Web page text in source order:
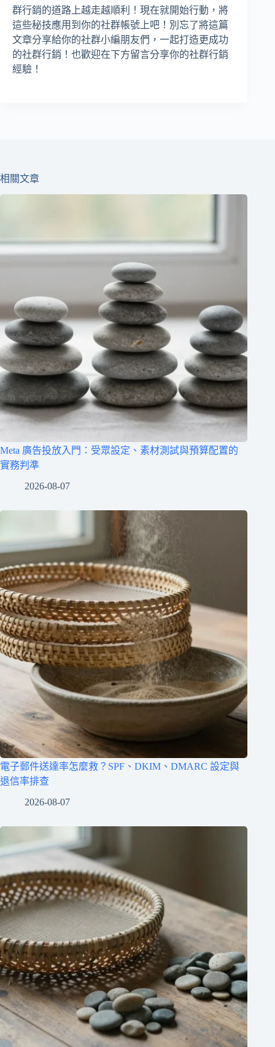
群行銷的道路上越走越順利！現在就開始行動，將
這些秘技應用到你的社群帳號上吧！別忘了將這篇
文章分享給你的社群小編朋友們，一起打造更成功
的社群行銷！也歡迎在下方留言分享你的社群行銷
經驗！
相關文章
Meta 廣告投放入門：受眾設定、素材測試與預算配置的
實務判準
2026-08-07
電子郵件送達率怎麼救？SPF、DKIM、DMARC 設定與
退信率排查
2026-08-07